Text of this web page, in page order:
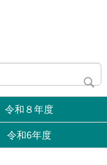
令和８年度
令和6年度